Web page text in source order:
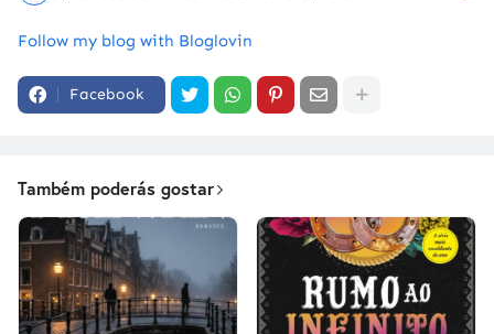
Follow my blog with Bloglovin
Facebook
Também poderás gostar